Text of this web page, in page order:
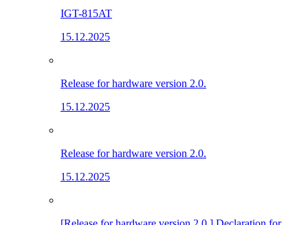
IGT-815AT
15.12.2025
Release for hardware version 2.0.
15.12.2025
Release for hardware version 2.0.
15.12.2025